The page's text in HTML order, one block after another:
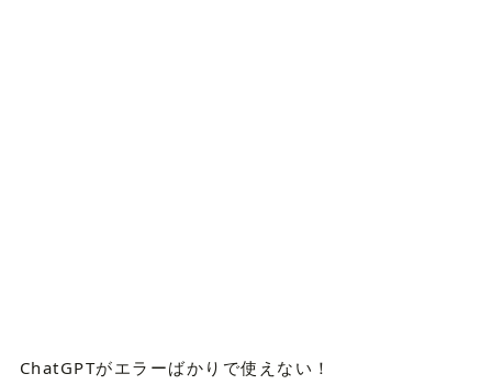
ChatGPTがエラーばかりで使えない！